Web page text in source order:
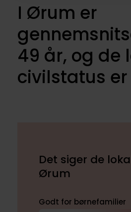
I Ørum er
49 år, og de
civilstatus
Det siger de
Ørum
Godt for børnefamilier